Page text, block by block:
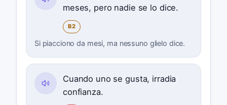
meses, pero nadie se lo dice.
B2
Si piacciono da mesi, ma nessuno glielo dice.
Cuando uno se gusta, irradia
confianza.